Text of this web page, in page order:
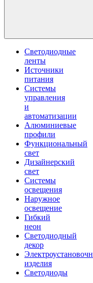
Светодиодные
ленты
Источники
питания
Системы
управления
и
автоматизации
Алюминиевые
профили
Функциональный
свет
Дизайнерский
свет
Системы
освещения
Наружное
освещение
Гибкий
неон
Светодиодный
декор
изделия
Светодиоды